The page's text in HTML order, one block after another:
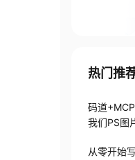
热门推
码道
我们PS图
从零开始